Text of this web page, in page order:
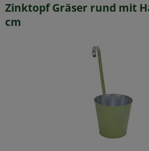
Zinktopf Gräser rund mit
cm